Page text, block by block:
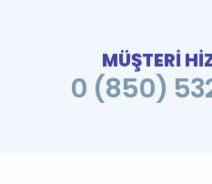
MÜŞTERİ
0 (850)